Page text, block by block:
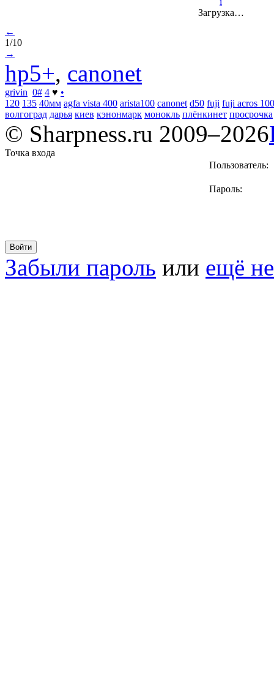
Загрузка…
←
1/10
→
hp5+, canonet
grivin 0# 4 ♥ •
120 135 40мм agfa vista 400 arista100 canonet d50 fuji fuji acros 100
волгоград дарья киев кэнонмарк монокль плёнкинет просрочка
© Sharpness.ru 2009–2026
Точка входа
Пользователь:
Пароль:
Забыли пароль или ещё